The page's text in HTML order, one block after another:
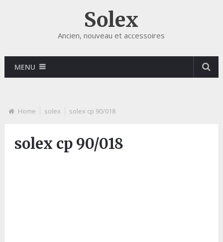
Solex
Ancien, nouveau et accessoires
MENU
Home solex solex cp 90/018
solex cp 90/018